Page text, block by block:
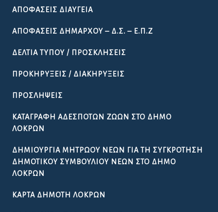
ΑΠΟΦΆΣΕΙΣ ΔΙΑΎΓΕΙΑ
ΑΠΟΦΆΣΕΙΣ ΔΗΜΆΡΧΟΥ – Δ.Σ. – Ε.Π.Ζ
ΔΕΛΤΊΑ ΤΎΠΟΥ / ΠΡΟΣΚΛΉΣΕΙΣ
ΠΡΟΚΗΡΎΞΕΙΣ / ΔΙΑΚΗΡΎΞΕΙΣ
ΠΡΟΣΛΉΨΕΙΣ
ΚΑΤΑΓΡΑΦΉ ΑΔΈΣΠΟΤΩΝ ΖΏΩΝ ΣΤΟ ΔΉΜΟ
ΛΟΚΡΏΝ
ΔΗΜΙΟΥΡΓΊΑ ΜΗΤΡΏΟΥ ΝΈΩΝ ΓΙΑ ΤΗ ΣΥΓΚΡΌΤΗΣΗ
ΔΗΜΟΤΙΚΟΎ ΣΥΜΒΟΥΛΊΟΥ ΝΈΩΝ ΣΤΟ ΔΉΜΟ
ΛΟΚΡΏΝ
ΚΆΡΤΑ ΔΗΜΌΤΗ ΛΟΚΡΏΝ